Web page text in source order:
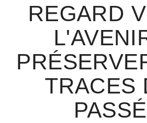
REGARD
TRACES
PASSÉ